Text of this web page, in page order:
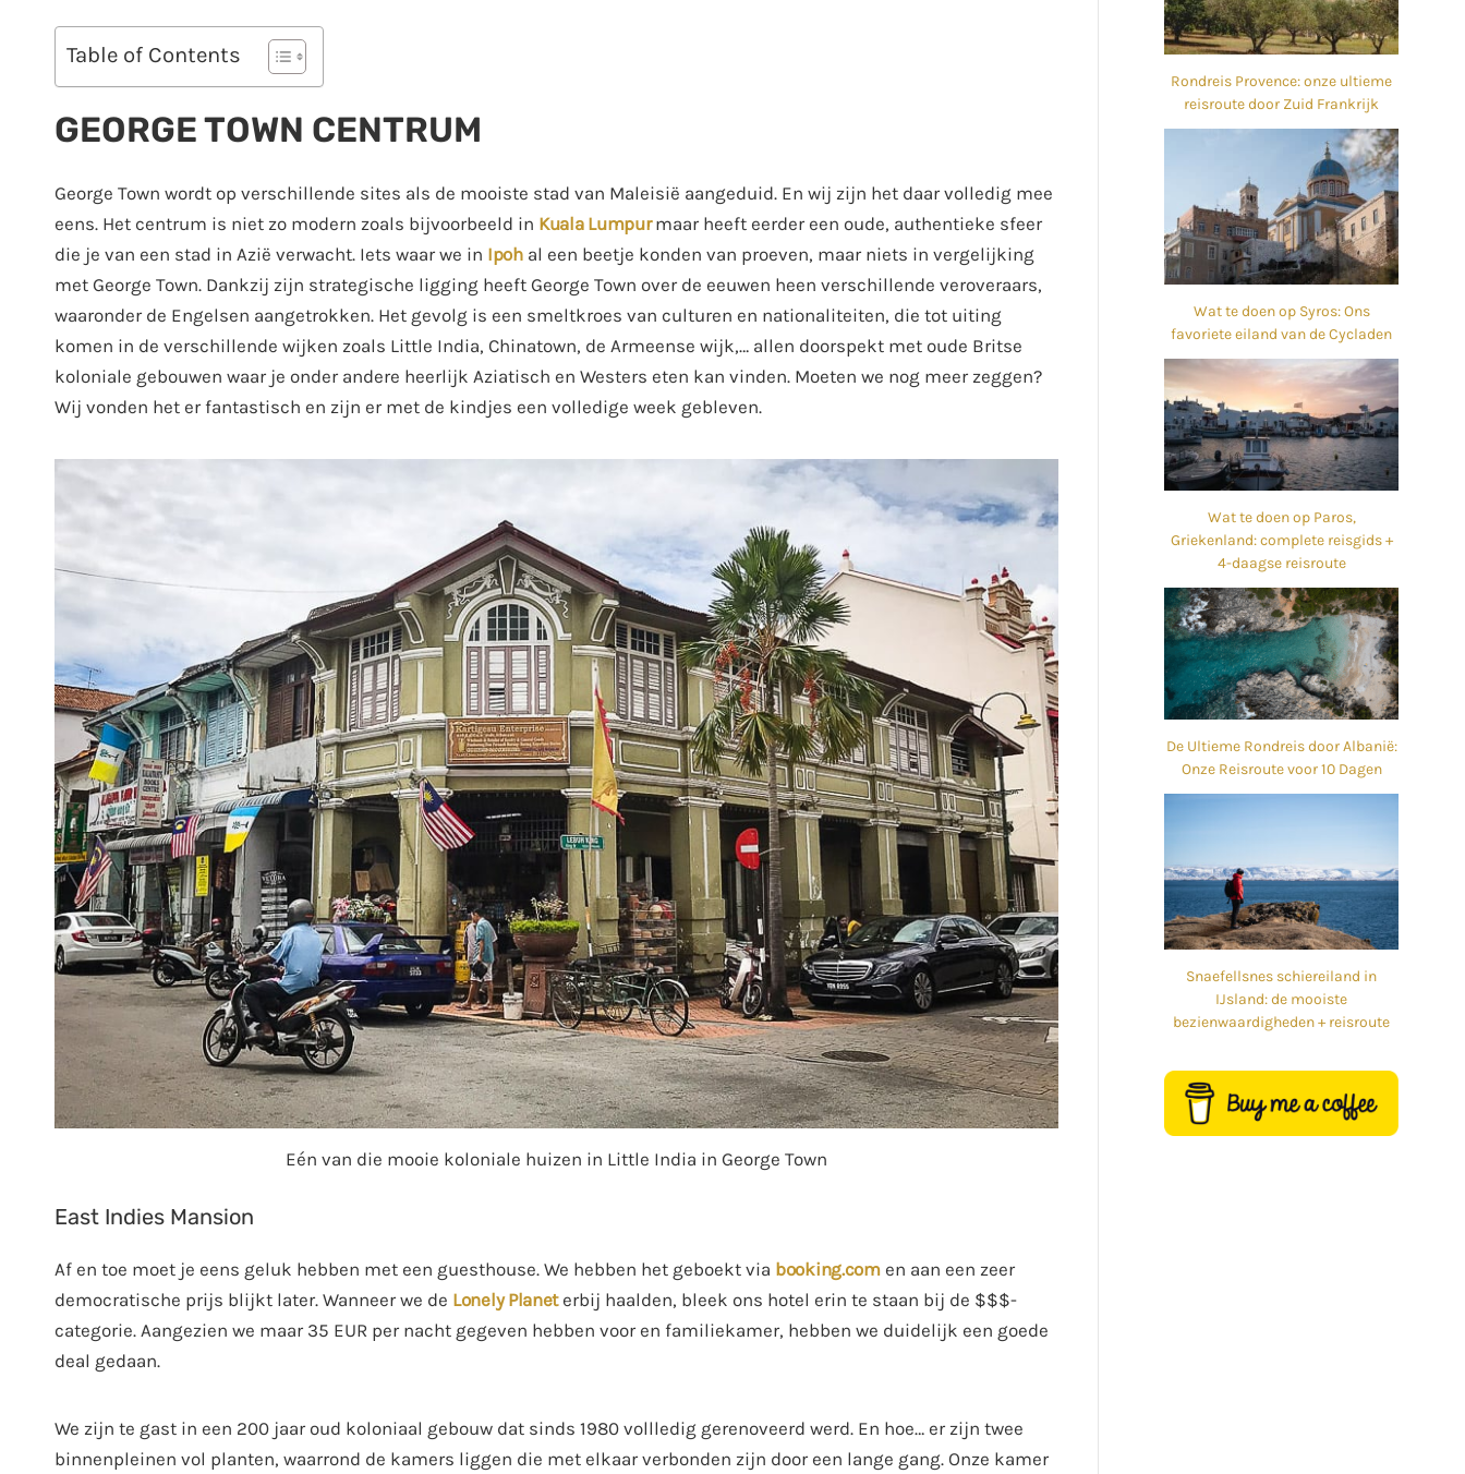
Table of Contents
GEORGE TOWN CENTRUM
George Town wordt op verschillende sites als de mooiste stad van Maleisië aangeduid. En wij zijn het daar volledig mee
eens. Het centrum is niet zo modern zoals bijvoorbeeld in Kuala Lumpurmaar heeft eerder een oude, authentieke sfeer
die je van een stad in Azië verwacht. Iets waar we in Ipohal een beetje konden van proeven, maar niets in vergelijking
met George Town. Dankzij zijn strategische ligging heeft George Town over de eeuwen heen verschillende veroveraars,
waaronder de Engelsen aangetrokken. Het gevolg is een smeltkroes van culturen en nationaliteiten, die tot uiting
komen in de verschillende wijken zoals Little India, Chinatown, de Armeense wijk,… allen doorspekt met oude Britse
koloniale gebouwen waar je onder andere heerlijk Aziatisch en Westers eten kan vinden. Moeten we nog meer zeggen?
Wij vonden het er fantastisch en zijn er met de kindjes een volledige week gebleven.
Eén van die mooie koloniale huizen in Little India in George Town
East Indies Mansion
Af en toe moet je eens geluk hebben met een guesthouse. We hebben het geboekt via booking.comen aan een zeer
democratische prijs blijkt later. Wanneer we de Lonely Planeterbij haalden, bleek ons hotel erin te staan bij de $$$-
categorie. Aangezien we maar 35 EUR per nacht gegeven hebben voor en familiekamer, hebben we duidelijk een goede
deal gedaan.
We zijn te gast in een 200 jaar oud koloniaal gebouw dat sinds 1980 vollledig gerenoveerd werd. En hoe… er zijn twee
binnenpleinen vol planten, waarrond de kamers liggen die met elkaar verbonden zijn door een lange gang. Onze kamer
Rondreis Provence: onze ultieme
reisroute door Zuid Frankrijk
Wat te doen op Syros: Ons
favoriete eiland van de Cycladen
Wat te doen op Paros,
Griekenland: complete reisgids +
4-daagse reisroute
De Ultieme Rondreis door Albanië:
Onze Reisroute voor 10 Dagen
Snaefellsnes schiereiland in
IJsland: de mooiste
bezienwaardigheden + reisroute